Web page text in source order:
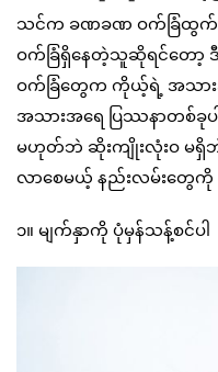
သင်က ခဏခဏ ဝက်ခြံထွက်
ဝက်ခြံရှိနေတဲ့သူဆိုရင်တော့
ဝက်ခြံတွေက ကိုယ့်ရဲ့ အသာ
အသားအရေ ပြဿနာတစ်ခုပ
မဟုတ်ဘဲ ဆိုးကျိုးလုံးဝ မရှိဘဲ
လာစေမယ့် နည်းလမ်းတွေကို
၁။ မျက်နှာကို ပုံမှန်သန့်စင်ပါ